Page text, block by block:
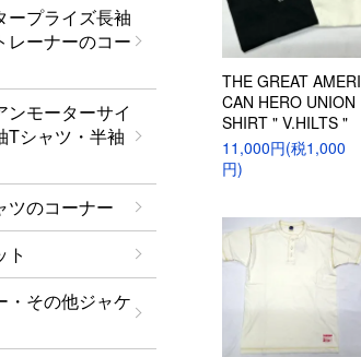
THE GREAT AMERI
CAN HERO UNION
SHIRT " V.HILTS "
11,000円(税1,000
円)
ープライズ長袖
レーナーのコー
ンモーターサイ
Tシャツ・半袖
ツのコーナー
ト
・その他ジャケ